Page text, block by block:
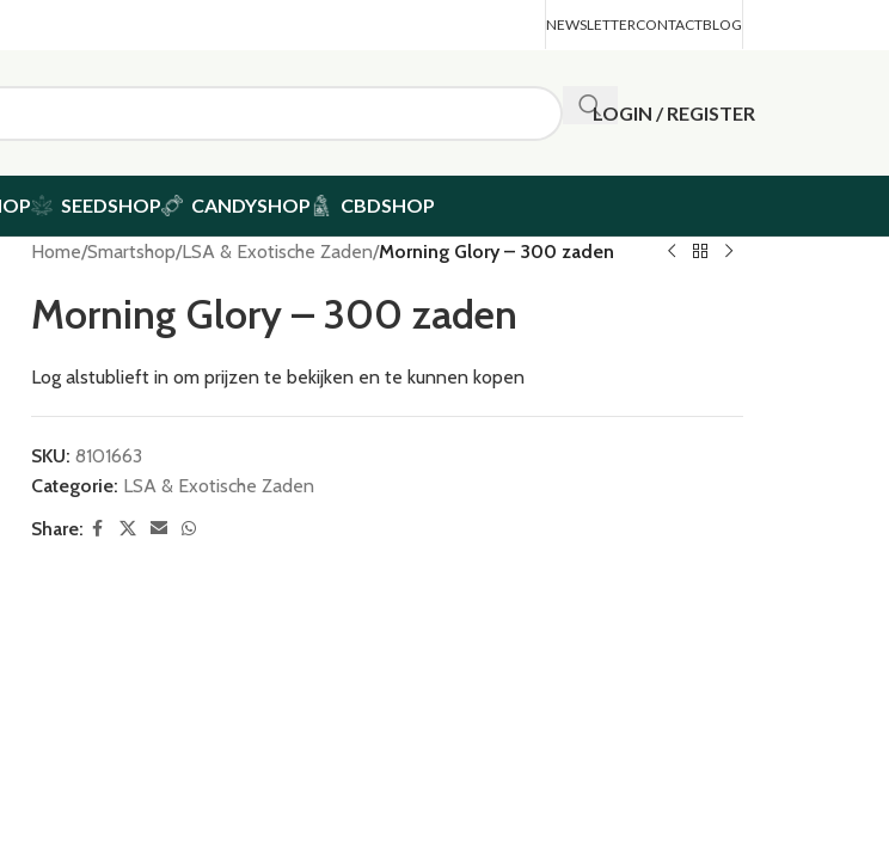
NEWSLETTERCONTACTBLOG
LOGIN / REGISTER
SEEDSHOP CANDYSHOP CBDSHOP
Home/Smartshop/LSA & Exotische Zaden/Morning Glory – 300 zaden
Morning Glory – 300 zaden
Log alstublieft in om prijzen te bekijken en te kunnen kopen
SKU: 8101663
Categorie: LSA & Exotische Zaden
Share: